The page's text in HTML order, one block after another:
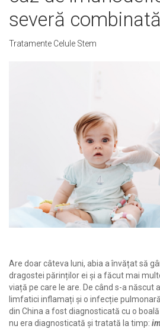
severă combinată
Tratamente Celule Stem
Are doar câteva luni, abia a învățat să
dragostei părinților ei și a făcut mai
viață pe care le are. De când s-a născut
limfatici inflamați și o infecție
din China a fost diagnosticată cu o
nu era diagnosticată și tratată la timp: